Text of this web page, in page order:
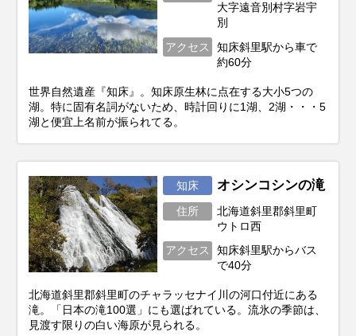
大字遠音別村字岩宇
別
アクセス
知床斜里駅から車で
約60分
世界自然遺産『知床』。知床原生林に点在する大小5つの
湖。特に固有名詞がないため、時計回りに1湖、2湖・・・5
湖と便宜上名前が振られてる。
知床 オシンコシンの滝
住所
北海道斜里郡斜里町
ウトロ西
アクセス
知床斜里駅からバス
で40分
北海道斜里郡斜里町のチャラッセナイ川の河口付近にある
滝。「日本の滝100選」にも選ばれている。流氷の季節は、
見渡す限りの白い海原が見られる。